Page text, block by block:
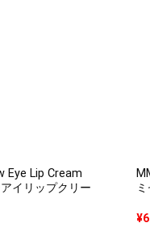
Eye Lip Cream
イリップクリー
¥